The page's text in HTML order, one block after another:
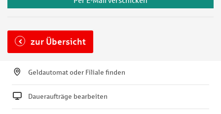
zur Übersicht
Geldautomat oder Filiale finden
Daueraufträge bearbeiten